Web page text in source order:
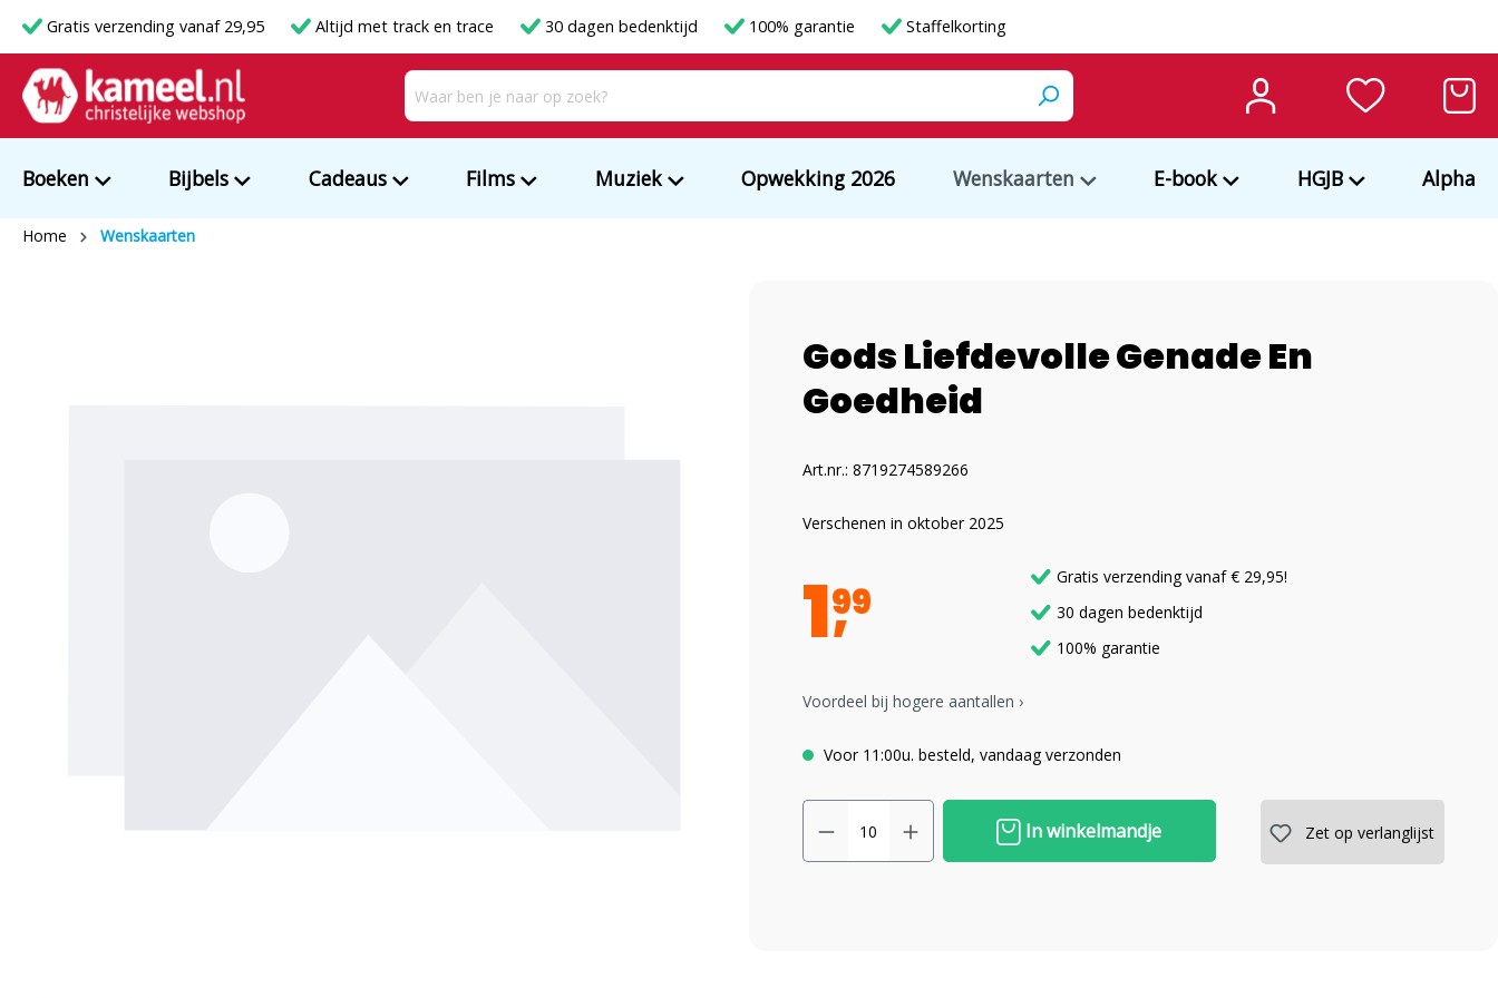
Gratis verzending vanaf 29,95 Altijd met track en trace 30 dagen bedenktijd 100% garantie Staffelkorting
Boeken Bijbels Cadeaus Films Muziek Opwekking 2026 Wenskaarten E-book HGJB Alpha
Home Wenskaarten
Gods Liefdevolle Genade En
Goedheid
Art.nr.: 8719274589266
Verschenen in oktober 2025
199
Gratis verzending vanaf € 29,95!
30 dagen bedenktijd
100% garantie
Voordeel bij hogere aantallen ›
Voor 11:00u. besteld, vandaag verzonden
In winkelmandje Zet op verlanglijst